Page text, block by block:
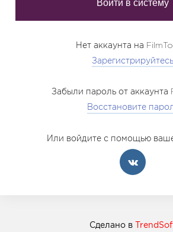
Нет аккаунта на
Зарегистрируйтесь
Забыли пароль от аккаунта
Восстановите
Или войдите с помощью
Сделано в